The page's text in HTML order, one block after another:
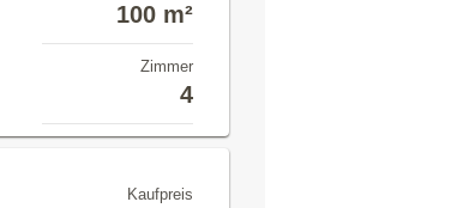
100 m²
Zimmer
4
Kaufpreis